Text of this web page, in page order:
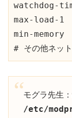
watchdog-
max-load-1
min-memory
モグラ先生：
/etc/